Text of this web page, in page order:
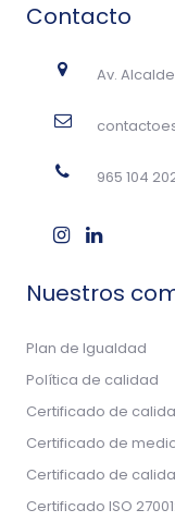
Contacto
Av.
965 104
Nuestros
Plan de Igualdad
Política de calidad
Certificado de
Certificado de medio
Certificado de
Certificado ISO